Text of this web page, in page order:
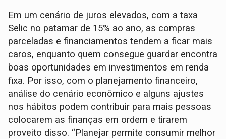
Em um cenário de juros elevados, com a taxa
Selic no patamar de 15% ao ano, as compras
parceladas e financiamentos tendem a ficar mais
caros, enquanto quem consegue guardar encontra
boas oportunidades em investimentos em renda
fixa. Por isso, com o planejamento financeiro,
análise do cenário econômico e alguns ajustes
nos hábitos podem contribuir para mais pessoas
colocarem as finanças em ordem e tirarem
proveito disso. “Planejar permite consumir melhor